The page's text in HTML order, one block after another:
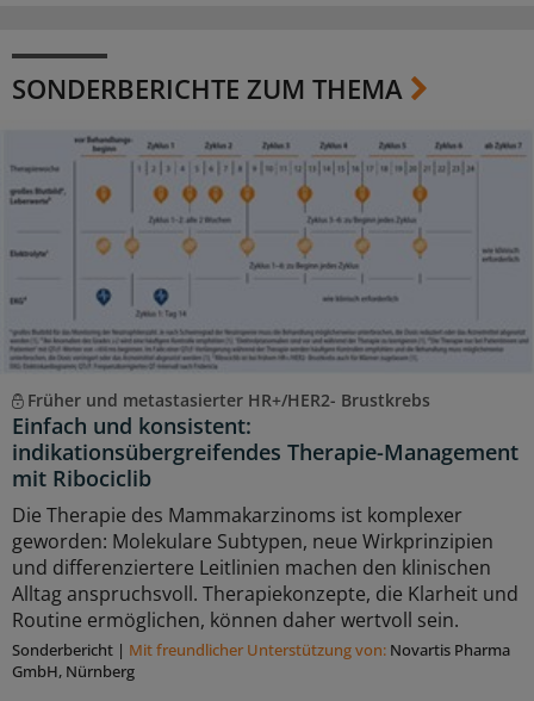
SONDERBERICHTE ZUM THEMA
Früher und metastasierter HR+/HER2- Brustkrebs
Einfach und konsistent:
indikationsübergreifendes Therapie-Management
mit Ribociclib
Die Therapie des Mammakarzinoms ist komplexer
geworden: Molekulare Subtypen, neue Wirkprinzipien
und differenziertere Leitlinien machen den klinischen
Alltag anspruchsvoll. Therapiekonzepte, die Klarheit und
Routine ermöglichen, können daher wertvoll sein.
Sonderbericht | Mit freundlicher Unterstützung von: Novartis Pharma
GmbH, Nürnberg